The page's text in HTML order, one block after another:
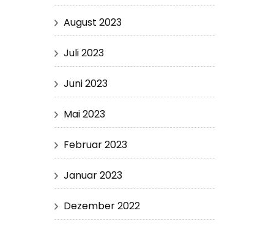
August 2023
Juli 2023
Juni 2023
Mai 2023
Februar 2023
Januar 2023
Dezember 2022